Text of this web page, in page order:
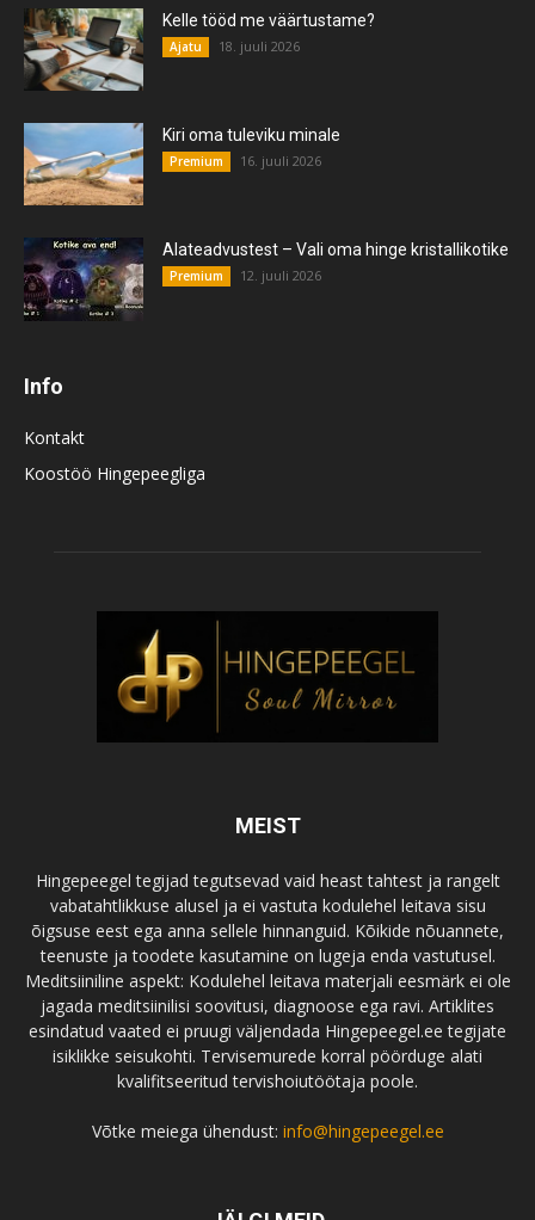
Kelle tööd me väärtustame?
Ajatu 18. juuli 2026
Kiri oma tuleviku minale
Premium 16. juuli 2026
Alateadvustest – Vali oma hinge kristallikotike
Premium 12. juuli 2026
Info
Kontakt
Koostöö Hingepeegliga
MEIST
Hingepeegel tegijad tegutsevad vaid heast tahtest ja rangelt
vabatahtlikkuse alusel ja ei vastuta kodulehel leitava sisu
õigsuse eest ega anna sellele hinnanguid. Kõikide nõuannete,
teenuste ja toodete kasutamine on lugeja enda vastutusel.
Meditsiiniline aspekt: Kodulehel leitava materjali eesmärk ei ole
jagada meditsiinilisi soovitusi, diagnoose ega ravi. Artiklites
esindatud vaated ei pruugi väljendada Hingepeegel.ee tegijate
isiklikke seisukohti. Tervisemurede korral pöörduge alati
kvalifitseeritud tervishoiutöötaja poole.
Võtke meiega ühendust: info@hingepeegel.ee